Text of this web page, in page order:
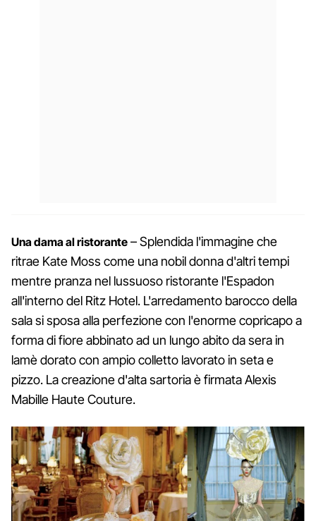
Una dama al ristorante – Splendida l'immagine che
ritrae Kate Moss come una nobil donna d'altri tempi
mentre pranza nel lussuoso ristorante l'Espadon
all'interno del Ritz Hotel. L'arredamento barocco della
sala si sposa alla perfezione con l'enorme copricapo a
forma di fiore abbinato ad un lungo abito da sera in
lamè dorato con ampio colletto lavorato in seta e
pizzo. La creazione d'alta sartoria è firmata Alexis
Mabille Haute Couture.